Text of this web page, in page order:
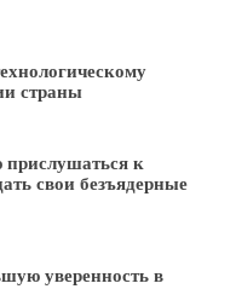
страны
к
свои безъядерные
уверенность в